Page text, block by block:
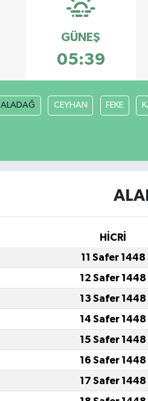
GÜNEŞ
05:39
ALADAĞ CEYHAN FEKE
HİCRİ
11 Safer 1448
12 Safer 1448
13 Safer 1448
14 Safer 1448
15 Safer 1448
16 Safer 1448
17 Safer 1448